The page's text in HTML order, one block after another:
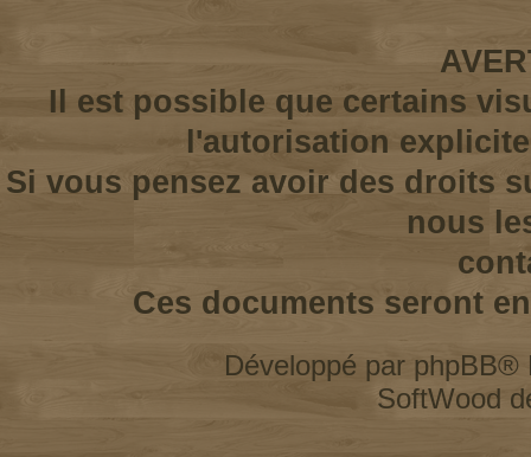
Il est possible que certains
l'autorisation
Si vous pensez avoir des droits
nous
Ces documents seront
Développé par phpBB®
SoftWood